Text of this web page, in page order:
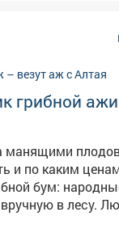
по телефону:
грибной
манящими
и по каким ценам.
бум:
в лесу.
а
горячие пирожки.